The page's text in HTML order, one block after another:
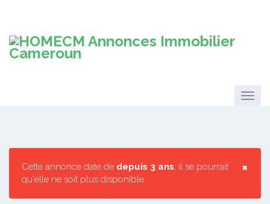
×
Cette annonce date de depuis 3 ans, il se pourrait
qu'elle ne soit plus disponible.